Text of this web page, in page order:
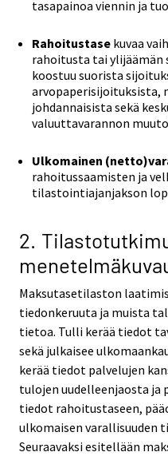
tasapainoa viennin ja
Rahoitustase kuvaa
rahoitusta tai
koostuu suorista
arvopaperisijoituksista,
johdannaisista sekä
valuuttavarannon
Ulkomainen
rahoitussaamisten ja
tilastointiajanjakson
2.
Maksutasetilaston
tiedonkeruuta ja muista
tietoa. Tulli kerää tiedot
sekä julkaisee
kerää tiedot palvelujen
tulojen uudelleenjaosta ja
tiedot rahoitustaseen,
ulkomaisen varallisuuden
Seuraavaksi esitellään